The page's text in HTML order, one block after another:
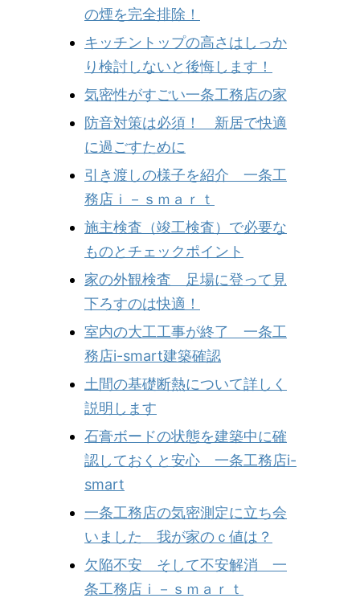
の煙を完全排除！
キッチントップの高さはしっか
り検討しないと後悔します！
気密性がすごい一条工務店の家
防音対策は必須！ 新居で快適
に過ごすために
引き渡しの様子を紹介 一条工
務店ｉ－ｓｍａｒｔ
施主検査（竣工検査）で必要な
ものとチェックポイント
家の外観検査 足場に登って見
下ろすのは快適！
室内の大工工事が終了 一条工
務店i-smart建築確認
土間の基礎断熱について詳しく
説明します
石膏ボードの状態を建築中に確
認しておくと安心 一条工務店i-
smart
一条工務店の気密測定に立ち会
いました 我が家のｃ値は？
欠陥不安 そして不安解消 一
条工務店ｉ－ｓｍａｒｔ